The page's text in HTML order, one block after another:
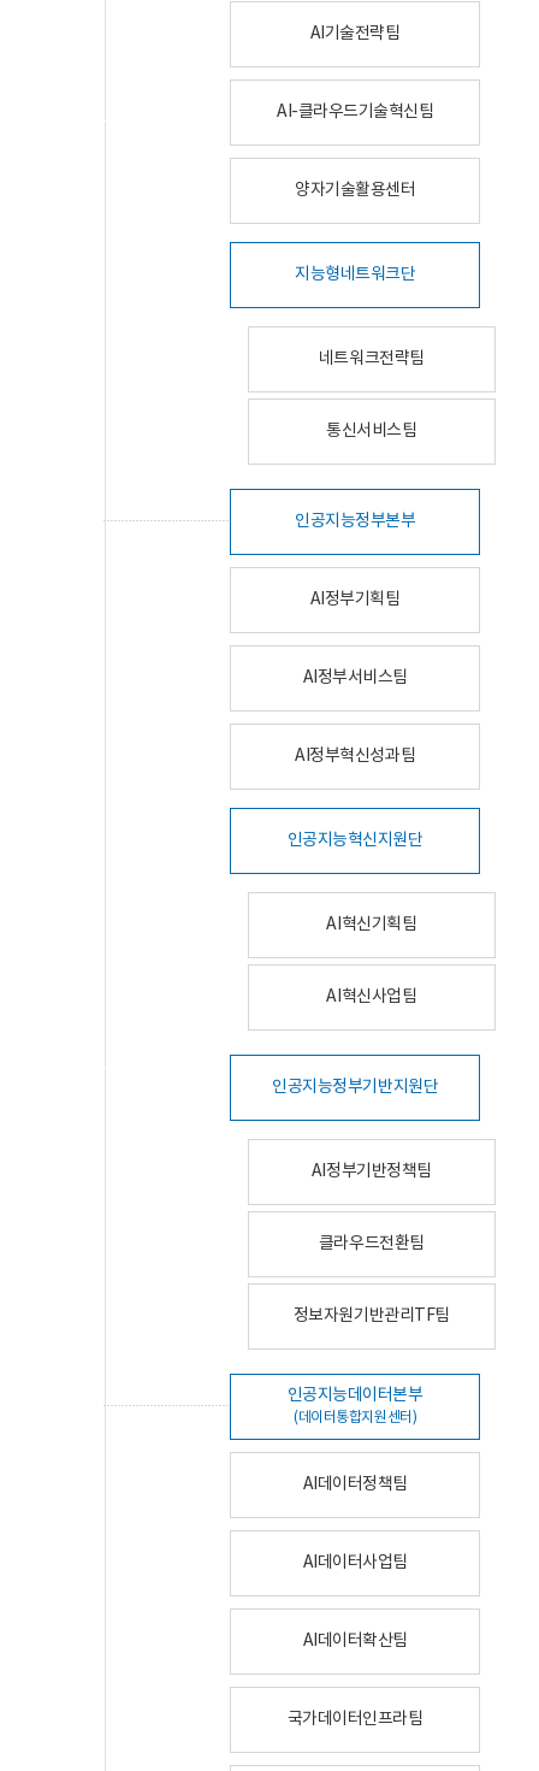
AI기술전략팀
AI-클라우드기술혁신팀
양자기술활용센터
지능형네트워크단
네트워크전략팀
통신서비스팀
인공지능정부본부
AI정부기획팀
AI정부서비스팀
AI정부혁신성과팀
인공지능혁신지원단
AI혁신기획팀
AI혁신사업팀
인공지능정부기반지원단
AI정부기반정책팀
클라우드전환팀
정보자원기반관리TF팀
인공지능데이터본부
(데이터통합지원센터)
AI데이터정책팀
AI데이터사업팀
AI데이터확산팀
국가데이터인프라팀